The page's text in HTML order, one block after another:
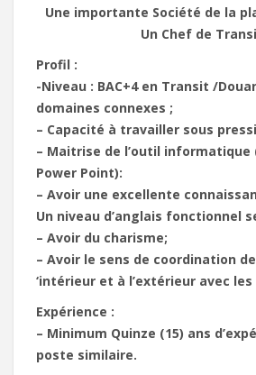
Une importante Société de la
Un Chef de
Profil :
-Niveau : BAC+4 en Transit /
domaines connexes ;
– Capacité à travailler sous
– Maitrise de l’outil informatique
Power Point):
– Avoir une excellente
Un niveau d’anglais fonctionnel
– Avoir du charisme;
– Avoir le sens de coordination
‘intérieur et à l’extérieur avec
Expérience :
– Minimum Quinze (15) ans
poste similaire.